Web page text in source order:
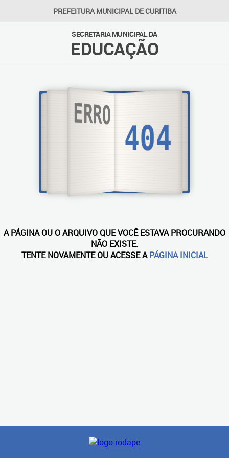
PREFEITURA MUNICIPAL DE CURITIBA
SECRETARIA MUNICIPAL DA
EDUCAÇÃO
A PÁGINA OU O ARQUIVO QUE VOCÊ ESTAVA PROCURANDO
NÃO EXISTE.
TENTE NOVAMENTE OU ACESSE APÁGINA INICIAL